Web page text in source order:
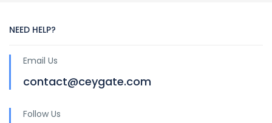
NEED HELP?
Email Us
contact@ceygate.com
Follow Us